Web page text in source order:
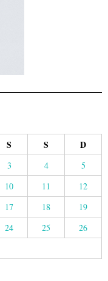
S S D
3 4
5
10 11
12
17 18
19
24 25
26